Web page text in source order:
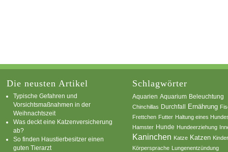
Die neusten Artikel
Typische Gefahren und
Vorsichtsmaßnahmen in der
Weihnachtszeit
Was deckt eine Katzenversicherung
ab?
So finden Haustierbesitzer einen
guten Tierarzt
Schlagwörter
Aquarien Aquarium Beleuchtung
Chinchillas Durchfall Ernährung
Frettchen Futter Haltung eines
Hamster Hunde Hundeerziehung
Kaninchen Katze Katzen
Körpersprache Lungenentzündung